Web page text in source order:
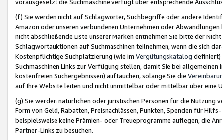
vorausgesetzt die Suchmaschine verfügt über entsprechende
(f) Sie werden nicht auf Schlagwörter, Suchbegriffe oder andere
Amazon oder unseren verbundenen Unternehmen oder
nicht abschließende Liste unserer Marken entnehmen Sie bitte der
Schlagwortauktionen auf Suchmaschinen teilnehmen, wenn die sich
Kostenpflichtige Suchplatzierung (wie im Vergütungskatalog definiert)
Suchmaschinen Links zur Verfügung stellen, damit Sie bei
kostenfreien Suchergebnissen) auftauchen, solange Sie die
auf Ihre Website leiten und nicht unmittelbar oder mittelbar über eine
(g) Sie werden natürlichen oder juristischen Personen für die Nutzung
Form von Geld, Rabatten, Preisnachlässen, Punkten, Spenden für
beispielsweise keine Prämien- oder Treueprogramme auflegen, die
Partner-Links zu besuchen.